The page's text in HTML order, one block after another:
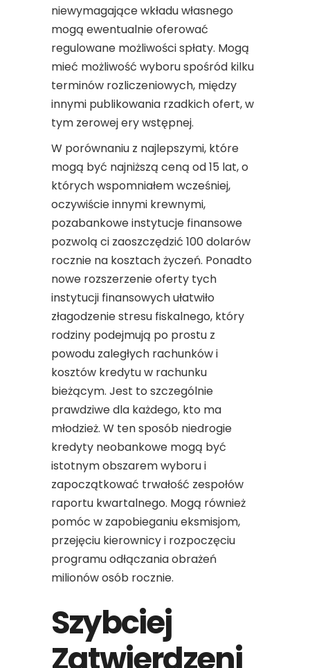
niewymagające wkładu własnego
mogą ewentualnie oferować
regulowane możliwości spłaty. Mogą
mieć możliwość wyboru spośród kilku
terminów rozliczeniowych, między
innymi publikowania rzadkich ofert, w
tym zerowej ery wstępnej.
W porównaniu z najlepszymi, które
mogą być najniższą ceną od 15 lat, o
których wspomniałem wcześniej,
oczywiście innymi krewnymi,
pozabankowe instytucje finansowe
pozwolą ci zaoszczędzić 100 dolarów
rocznie na kosztach życzeń. Ponadto
nowe rozszerzenie oferty tych
instytucji finansowych ułatwiło
złagodzenie stresu fiskalnego, który
rodziny podejmują po prostu z
powodu zaległych rachunków i
kosztów kredytu w rachunku
bieżącym. Jest to szczególnie
prawdziwe dla każdego, kto ma
młodzież. W ten sposób niedrogie
kredyty neobankowe mogą być
istotnym obszarem wyboru i
zapoczątkować trwałość zespołów
raportu kwartalnego. Mogą również
pomóc w zapobieganiu eksmisjom,
przejęciu kierownicy i rozpoczęciu
programu odłączania obrażeń
milionów osób rocznie.
Szybciej